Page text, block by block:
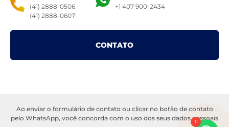
(41) 2888-0506
(41) 2888-0607
+1 407 900-2434
CONTATO
© 2022 Casas à venda Orlando. Todos os direitos reservados –
Política de privacidade–Sitemap–Casas à venda Orlando
1
Ao enviar o formulário de contato ou clicar no botão de contato
pelo WhatsApp, você concorda com o uso dos seus dados pessoais